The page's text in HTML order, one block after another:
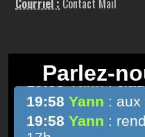
Courriel : Contact Mail